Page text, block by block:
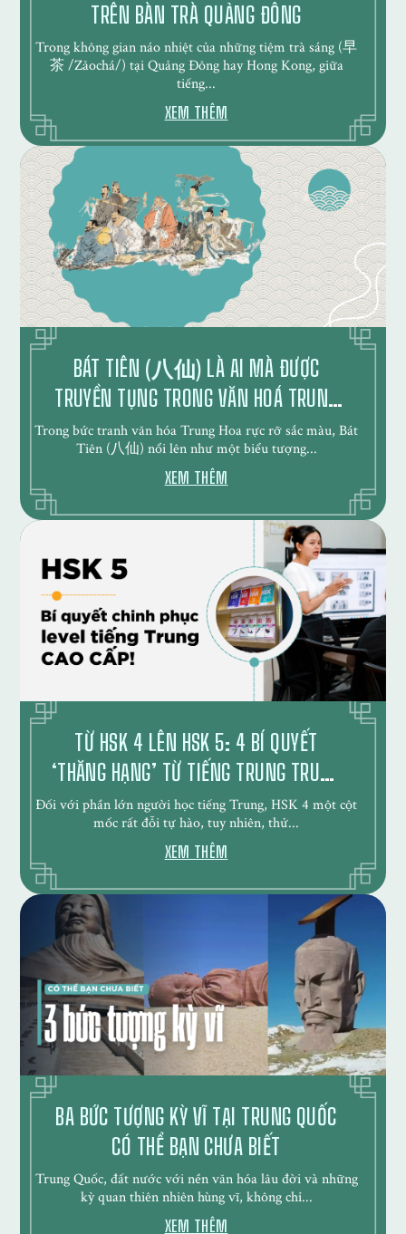
TRÊN BÀN TRÀ QUẢNG ĐÔNG
Trong không gian náo nhiệt của những tiệm trà sáng (早
茶 /Zǎochá/) tại Quảng Đông hay Hong Kong, giữa
tiếng...
XEM THÊM
BÁT TIÊN (八仙) LÀ AI MÀ ĐƯỢC
TRUYỀN TỤNG TRONG VĂN HOÁ TRUNG
HOA?
Trong bức tranh văn hóa Trung Hoa rực rỡ sắc màu, Bát
Tiên (八仙) nổi lên như một biểu tượng...
XEM THÊM
TỪ HSK 4 LÊN HSK 5: 4 BÍ QUYẾT
‘THĂNG HẠNG’ TỪ TIẾNG TRUNG TRUNG
CẤP LÊN CAO CẤP
Đối với phần lớn người học tiếng Trung, HSK 4 một cột
mốc rất đỗi tự hào, tuy nhiên, thử...
XEM THÊM
BA BỨC TƯỢNG KỲ VĨ TẠI TRUNG QUỐC
CÓ THỂ BẠN CHƯA BIẾT
Trung Quốc, đất nước với nền văn hóa lâu đời và những
kỳ quan thiên nhiên hùng vĩ, không chỉ...
XEM THÊM